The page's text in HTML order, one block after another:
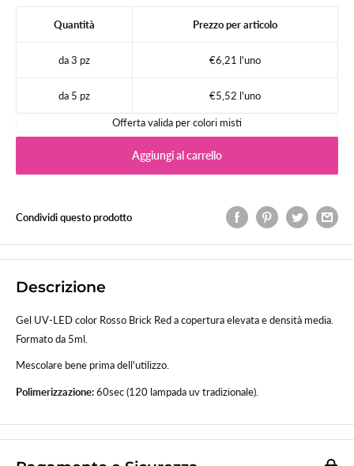
Quantità Prezzo per articolo
da 3 pz €6,21 l'uno
da 5 pz €5,52 l'uno
Offerta valida per colori misti
Aggiungi al carrello
Condividi questo prodotto
Descrizione
Gel UV-LED color Rosso Brick Red a copertura elevata e densità media.
Formato da 5ml.
Mescolare bene prima dell'utilizzo.
Polimerizzazione:60sec (120 lampada uv tradizionale).